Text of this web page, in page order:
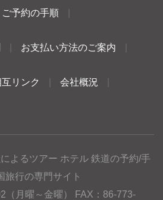
ご予約の手順
お支払い方法のご案内
リンク 会社概況
よるツアー ホテル 鉄道の予約/手
旅行の専門サイト
（月曜～金曜） FAX：86-773-